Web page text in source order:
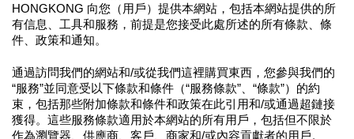
HONGKONG 向您（用戶）提供本網站，包括本網站提供的所
有信息、工具和服務，前提是您接受此處所述的所有條款、條
件、政策和通知。
通過訪問我們的網站和/或從我們這裡購買東西，您參與我們的
“服務”並同意受以下條款和條件（“服務條款”、“條款”）的約
束，包括那些附加條款和條件和政策在此引用和/或通過超鏈接
獲得。這些服務條款適用於本網站的所有用戶，包括但不限於
作為瀏覽器、供應商、客戶、商家和/或內容貢獻者的用戶。